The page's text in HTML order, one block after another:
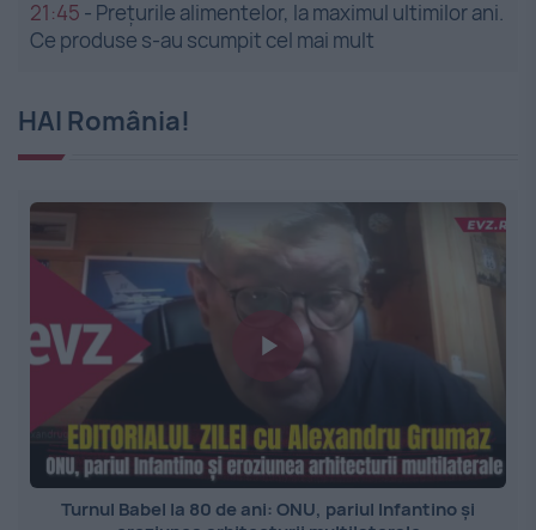
21:45 - Prețurile alimentelor, la maximul ultimilor ani.
Ce produse s-au scumpit cel mai mult
HAI România!
Turnul Babel la 80 de ani: ONU, pariul Infantino și